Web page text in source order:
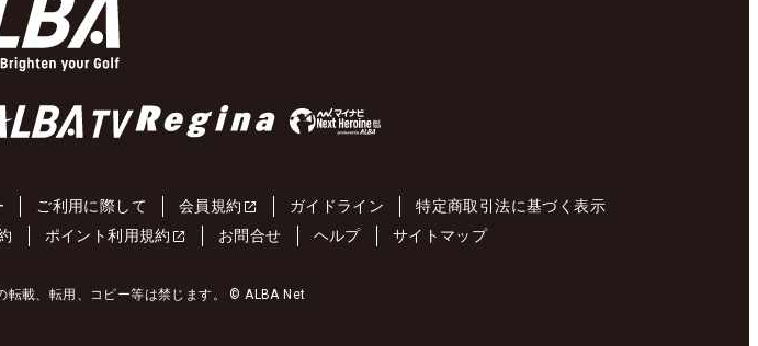
ご利用に際して 会員規約 ガイドライン
特定商取引法に基づく表示
ポイント利用規約 お問合せ ヘルプ サイトマップ
転載、転用、コピー等は禁じます。 © ALBA Net